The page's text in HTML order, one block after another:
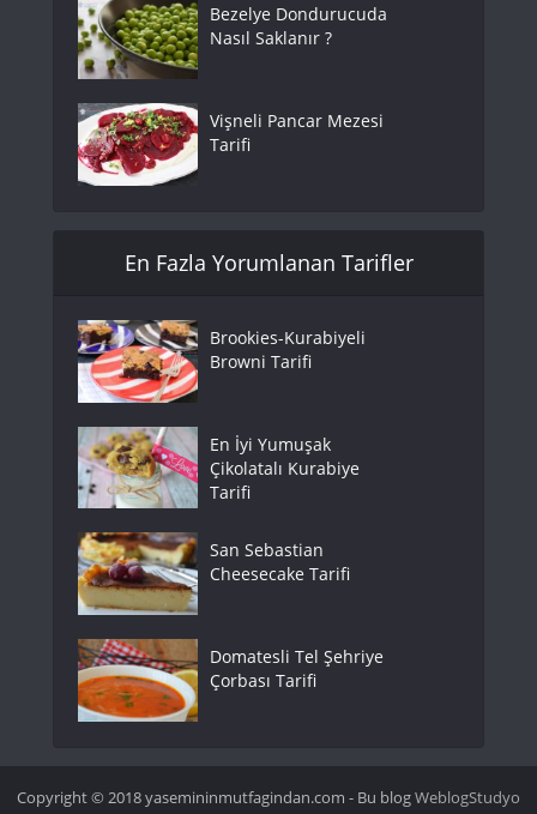
Bezelye Dondurucuda
Nasıl Saklanır ?
Vişneli Pancar Mezesi
Tarifi
En Fazla Yorumlanan Tarifler
Brookies-Kurabiyeli
Browni Tarifi
En İyi Yumuşak
Çikolatalı Kurabiye
Tarifi
San Sebastian
Cheesecake Tarifi
Domatesli Tel Şehriye
Çorbası Tarifi
Copyright © 2018 yasemininmutfagindan.com - Bu blogWeblogStudyo